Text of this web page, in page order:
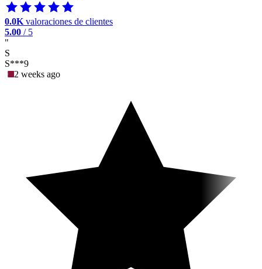
0.0K valoraciones de clientes
5.00 / 5
"
S
S***9
2 weeks ago